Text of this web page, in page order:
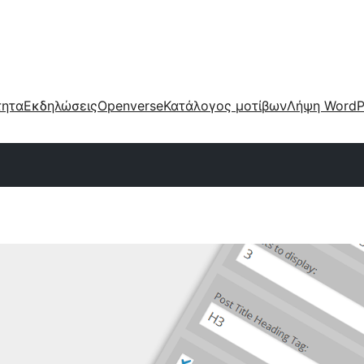
ΕκδηλώσειςOpenverseΚατάλογος μοτίβωνΛήψη